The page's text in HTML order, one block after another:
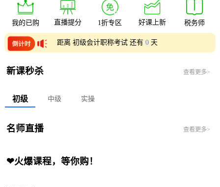
我的已购 直播提分 1折专区 好课上新 税务师
距离 初级会计职称考试 还有0 天
新课秒杀 查看更多>
初级 中级 实操
名师直播 查看更多>
❤火爆课程，等你购！